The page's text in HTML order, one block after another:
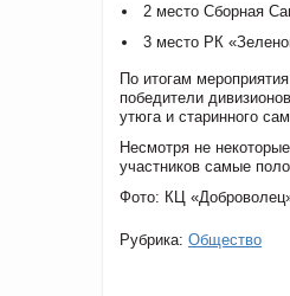
2 место Сборная
3 место РК
По итогам
победители
утюга и старинного
Несмотря не
участников самые
Фото: КЦ
Рубрика: Общество